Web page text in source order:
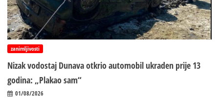
zanimljivosti
Nizak vodostaj Dunava otkrio automobil ukraden prije 13
godina: „Plakao sam“
01/08/2026